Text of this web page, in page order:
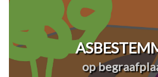
op